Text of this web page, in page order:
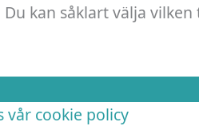
kan såklart välja
vår cookie policy